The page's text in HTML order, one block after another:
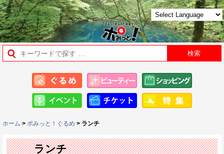
ホーム > ポみっと！ぐるめ > ランチ
ランチ